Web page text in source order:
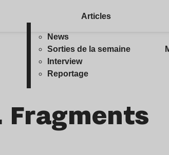
Articles
News
Sorties de la semaine
Interview
Reportage
Fragments